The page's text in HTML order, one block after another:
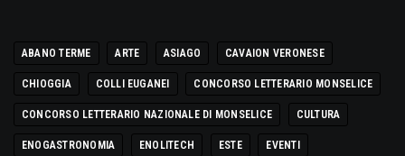
ABANO TERME ARTE ASIAGO CAVAION VERONESE
CHIOGGIA COLLI EUGANEI CONCORSO LETTERARIO MONSELICE
CONCORSO LETTERARIO NAZIONALE DI MONSELICE CULTURA
ENOGASTRONOMIA ENOLITECH ESTE EVENTI